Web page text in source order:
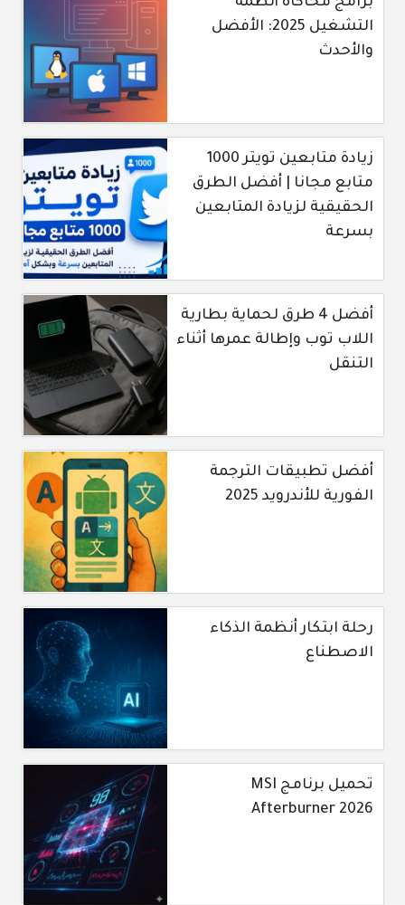
التشغيل 2025: الأفضل
والأحدث
زيادة متابعين تويتر 1000
متابع مجانا | أفضل الطرق
الحقيقية لزيادة المتابعين
بسرعة
أفضل 4 طرق لحماية بطارية
اللاب توب وإطالة عمرها أثناء
التنقل
أفضل تطبيقات الترجمة
الفورية للأندرويد 2025
رحلة ابتكار أنظمة الذكاء
الاصطناع
تحميل برنامج MSI
Afterburner 2026